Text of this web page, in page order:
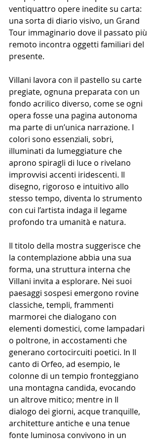
ventiquattro opere inedite su carta:
una sorta di diario visivo, un Grand
Tour immaginario dove il passato più
remoto incontra oggetti familiari del
presente.
Villani lavora con il pastello su carte
pregiate, ognuna preparata con un
fondo acrilico diverso, come se ogni
opera fosse una pagina autonoma
ma parte di un’unica narrazione. I
colori sono essenziali, sobri,
illuminati da lumeggiature che
aprono spiragli di luce o rivelano
improvvisi accenti iridescenti. Il
disegno, rigoroso e intuitivo allo
stesso tempo, diventa lo strumento
con cui l’artista indaga il legame
profondo tra umanità e natura.
Il titolo della mostra suggerisce che
la contemplazione abbia una sua
forma, una struttura interna che
Villani invita a esplorare. Nei suoi
paesaggi sospesi emergono rovine
classiche, templi, frammenti
marmorei che dialogano con
elementi domestici, come lampadari
o poltrone, in accostamenti che
generano cortocircuiti poetici. In Il
canto di Orfeo, ad esempio, le
colonne di un tempio fronteggiano
una montagna candida, evocando
un altrove mitico; mentre in Il
dialogo dei giorni, acque tranquille,
architetture antiche e una tenue
fonte luminosa convivono in un